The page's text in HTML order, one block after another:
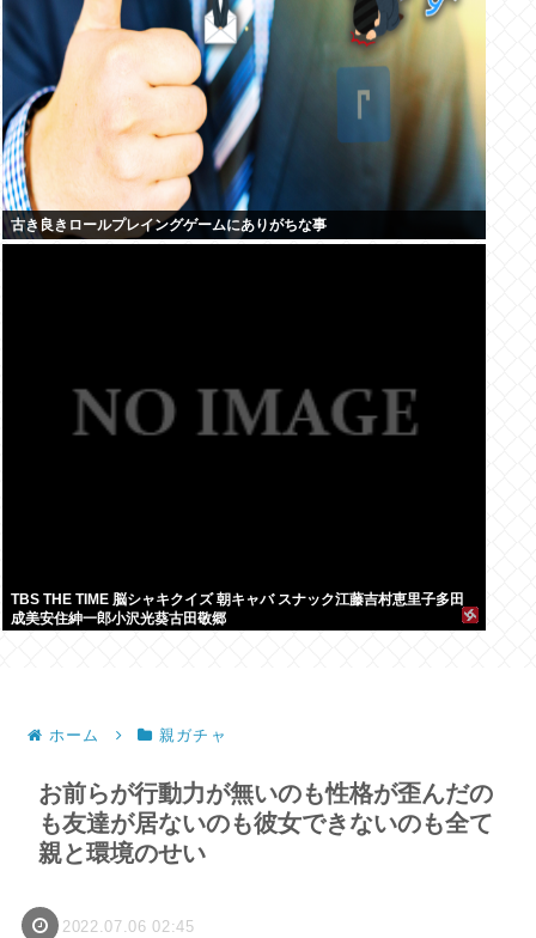
古き良きロールプレイングゲームにありがちな事
TBS THE TIME 脳シャキクイズ 朝キャバ スナック江藤吉村恵里子多田
成美安住紳一郎小沢光葵古田敬郷
ホーム 親ガチャ
お前らが行動力が無いのも性格が歪んだの
も友達が居ないのも彼女できないのも全て
親と環境のせい
2022.07.06 02:45